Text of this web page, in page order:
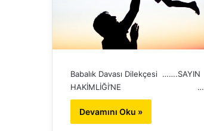
Babalık Davası Dilekçesi …….SAYIN
HAKİMLİĞİ’NE …
Devamını Oku »